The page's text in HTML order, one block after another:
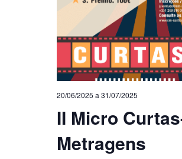
II Micro
Metragens
20/06/2025 a 31/07/2025